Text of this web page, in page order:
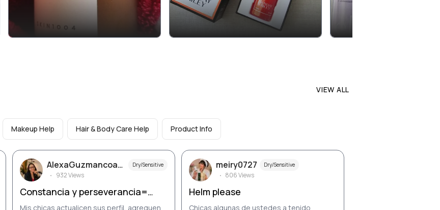
VIEW ALL
Makeup Help Hair & Body Care Help Product Info
AlexaGuzmancoac
h
Dry/Sensitive
932Views
Constancia y perseverancia=
aprobada.
Mis chicas actualicen sus perfil, agreguen
meiry0727 Dry/Sensitive
806Views
Helm please
Chicas algunas de ustedes a tenido